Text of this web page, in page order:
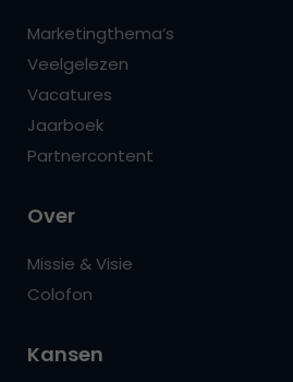
Marketingthema’s
Veelgelezen
Vacatures
Jaarboek
Partnercontent
Over
Missie & Visie
Colofon
Kansen